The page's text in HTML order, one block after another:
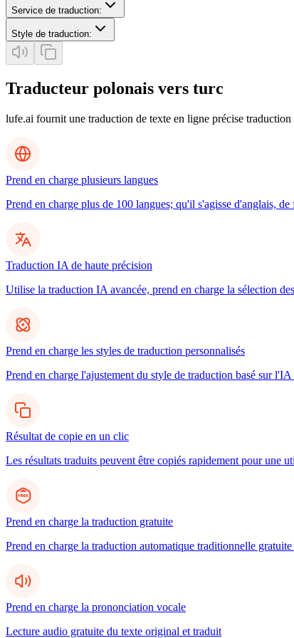
Service de traduction:
Style de traduction:
Traducteur polonais vers turc
lufe.ai fournit une traduction de texte en ligne précise
Prend en charge plusieurs langues
Prend en charge plus de 100 langues; qu'il s'agisse d'anglais,
Traduction IA de haute précision
Utilise la traduction IA avancée, prend en charge la sélection
Prend en charge les styles de traduction personnalisés
Prend en charge l'ajustement du style de traduction basé sur
Résultat de copie en un clic
Les résultats traduits peuvent être copiés rapidement pour une
Prend en charge la traduction gratuite
Prend en charge la traduction automatique traditionnelle
Prend en charge la prononciation vocale
Lecture audio gratuite du texte original et traduit